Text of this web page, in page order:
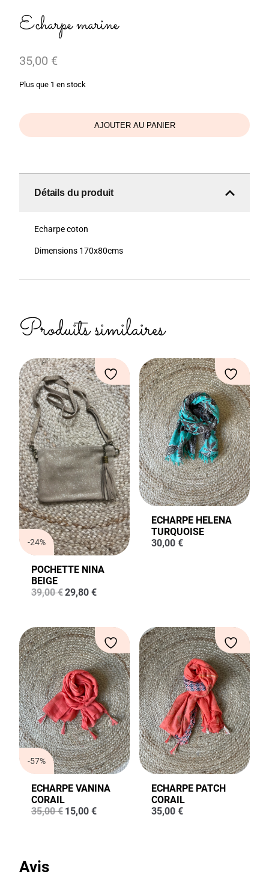
Echarpe marine
35,00 €
Plus que 1 en stock
AJOUTER AU PANIER
Détails du produit
Echarpe coton
Dimensions 170x80cms
Produits similaires
-24%
POCHETTE NINA
BEIGE
39,00€Le
était :
39,00 €.
29,80 €Le
est :
29,80 €.
ECHARPE HELENA
TURQUOISE
30,00 €
-57%
ECHARPE VANINA
CORAIL
35,00€ Le
15,00 €Le
ECHARPE PATCH
CORAIL
35,00 €
Avis